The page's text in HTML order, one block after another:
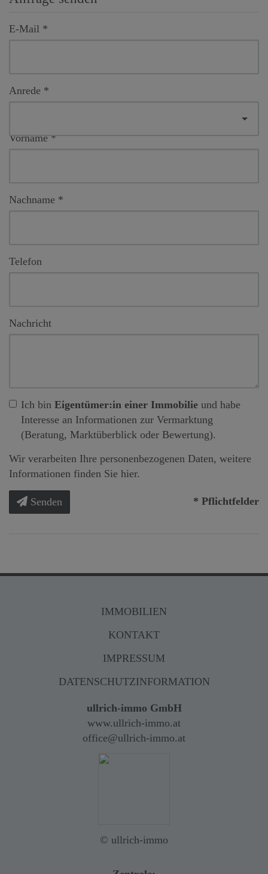
E-Mail
Anrede
Vorname
Nachname
Telefon
Nachricht
Ich bin Eigentümer:in einer Immobilie und habe
Interesse an Informationen zur Vermarktung
(Beratung, Marktüberblick oder Bewertung).
Wir verarbeiten Ihre personenbezogenen Daten, weitere
Informationen finden Sie hier.
Senden * Pflichtfelder
IMMOBILIEN
KONTAKT
IMPRESSUM
DATENSCHUTZINFORMATION
ullrich-immo GmbH
www.ullrich-immo.at
office@ullrich-immo.at
© ullrich-immo